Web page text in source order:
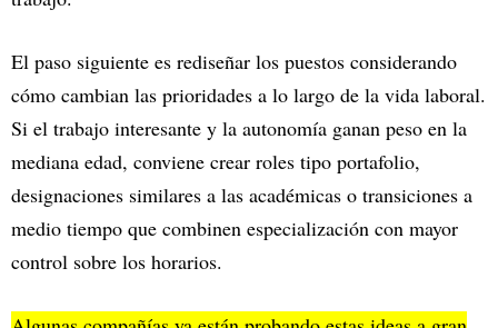
El paso siguiente es rediseñar los puestos considerando
cómo cambian las prioridades a lo largo de la vida laboral.
Si el trabajo interesante y la autonomía ganan peso en la
mediana edad, conviene crear roles tipo portafolio,
designaciones similares a las académicas o transiciones a
medio tiempo que combinen especialización con mayor
control sobre los horarios.